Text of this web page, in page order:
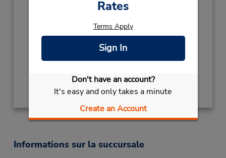
Rates
Terms Apply
Sign In
Don't have an account?
It's easy and only takes a minute
Create an Account
Heures d'exploitation :
- 5:00 PM; Thu - Fri 8:00 AM - 6:00 PM; Sat
8:00 AM - 4:00 PM
Obtenir un itinéraire
Informations sur la succursale